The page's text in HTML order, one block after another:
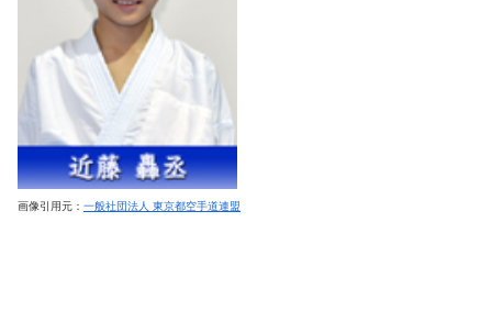
画像引用元： 一般社団法人 東京都空手道連盟